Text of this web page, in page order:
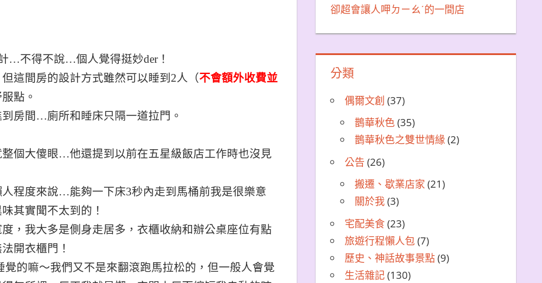
…不得不說…個人覺得挺妙der！
這間房的設計方式雖然可以睡到2人（不會額外收費並
點。
房間…廁所和睡床只隔一道拉門。
個大傻眼…他還提到以前在五星級飯店工作時也沒見
程度來說…能夠一下床3秒內走到馬桶前我是很樂意
其實聞不太到的！
，我大多是側身走居多，衣櫃收納和辦公桌座位有點
開衣櫃門！
的嘛〜我們又不是來翻滾跑馬拉松的，但一般人會覺
卻超會讓人呷ㄉㄧㄠˊ的一間店
分類
偶爾文創 (37)
鵲華秋色(35)
鵲華秋色之雙世情緣(2)
公告 (26)
搬遷、歇業店家 (21)
關於我(3)
宅配美食(23)
旅遊行程懶人包(7)
歷史、神話故事景點(9)
生活雜記(130)